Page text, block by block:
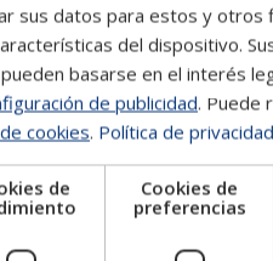
cuando se
se encarga de
y segura, evitando
sus datos para estos y otros
del dispositivo.
basarse en el interés
de publicidad. Puede
cookies. Política de privacidad
de
Cookies de
preferencias